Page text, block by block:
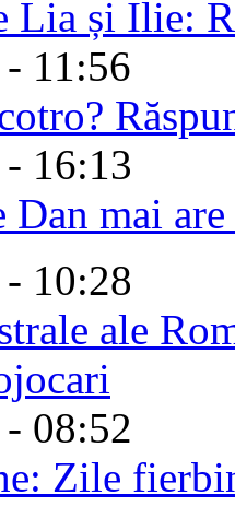
Lia și Ilie:
11:56
16:13
Dan mai
10:28
ale
08:52
Zile